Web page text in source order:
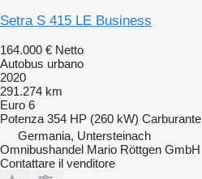
Setra S 415 LE Business
164.000 € Netto
Autobus urbano
2020
291.274 km
Euro 6
Potenza 354 HP (260 kW) Carburante
Germania, Untersteinach
Omnibushandel Mario Röttgen GmbH
Contattare il venditore